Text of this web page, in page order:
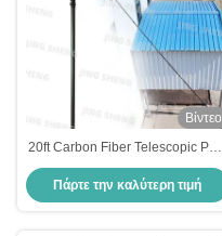
Βίντεο
20ft Carbon Fiber Telescopic Pole
για πλυντήριο υψηλής πίεσης
τηλεσκοπικά όπλα ODM
υποστήριξη
Πάρτε την καλύτερη τιμή